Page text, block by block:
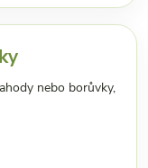
nebo borůvky,